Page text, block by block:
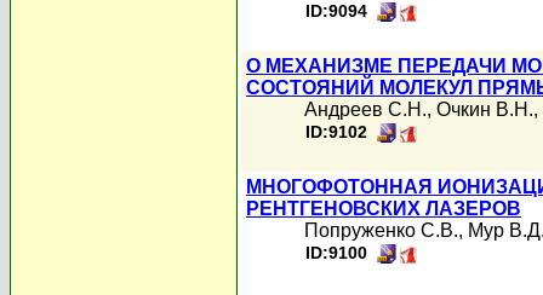
ID:9094
О МЕХАНИЗМЕ ПЕРЕДАЧИ
СОСТОЯНИЙ МОЛЕКУЛ
Андреев С.Н., Очкин В.Н.,
ID:9102
МНОГОФОТОННАЯ
РЕНТГЕНОВСКИХ ЛАЗЕРОВ
Попруженко С.В., Мур
ID:9100